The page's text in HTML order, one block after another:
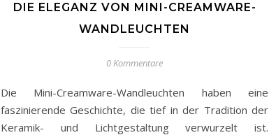
DIE ELEGANZ VON MINI-CREAMWARE-
WANDLEUCHTEN
0 Kommentare
Die Mini-Creamware-Wandleuchten haben eine
faszinierende Geschichte, die tief in der Tradition der
Keramik- und Lichtgestaltung verwurzelt ist.